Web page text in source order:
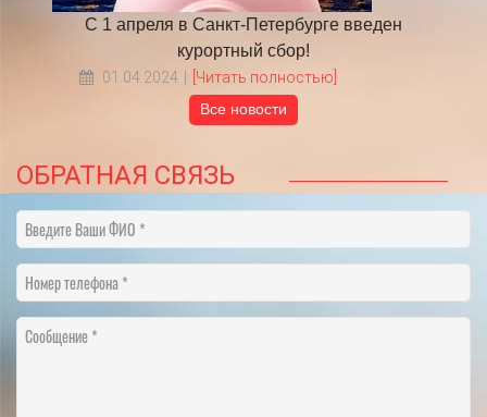
С 1 апреля в Санкт-Петербурге введен
курортный сбор!
01.04.2024 [Читать полностью]
Все новости
ОБРАТНАЯ СВЯЗЬ
Введите Ваши ФИО
Номер телефона
Сообщение